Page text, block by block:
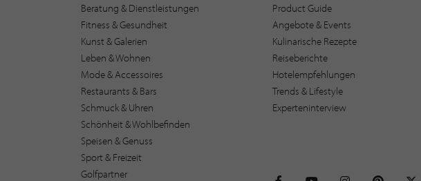
Beratung & Dienstleistungen
Fitness & Gesundheit
Kunst & Galerien
Leben & Wohnen
Mode & Accessoires
Restaurants & Bars
Schmuck & Uhren
Schönheit & Wohlbefinden
Speisen & Genuss
Sport & Freizeit
Golfpartner
Product Guide
Angebote & Events
Kulinarische Rezepte
Reiseberichte
Hotelempfehlungen
Trends & Lifestyle
Experteninterview